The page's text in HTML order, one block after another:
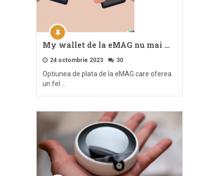
My wallet de la eMAG nu mai …
24 octombrie 2023 30
Optiunea de plata de la eMAG care oferea
un fel …